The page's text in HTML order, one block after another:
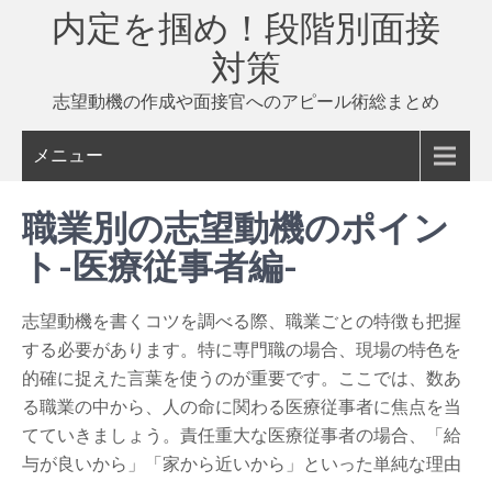
内定を掴め！段階別面接
対策
志望動機の作成や面接官へのアピール術総まとめ
メニュー
職業別の志望動機のポイン
ト-医療従事者編-
志望動機を書くコツを調べる際、職業ごとの特徴も把握
する必要があります。特に専門職の場合、現場の特色を
的確に捉えた言葉を使うのが重要です。ここでは、数あ
る職業の中から、人の命に関わる医療従事者に焦点を当
てていきましょう。責任重大な医療従事者の場合、「給
与が良いから」「家から近いから」といった単純な理由